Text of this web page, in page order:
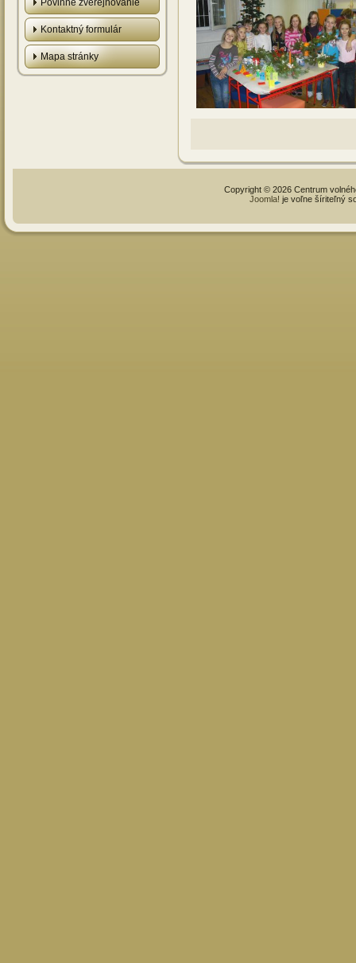
Povinné zverejňovanie
Kontaktný formulár
Mapa stránky
Copyright © 2026 Centrum
Joomla! je voľne šíriteľný